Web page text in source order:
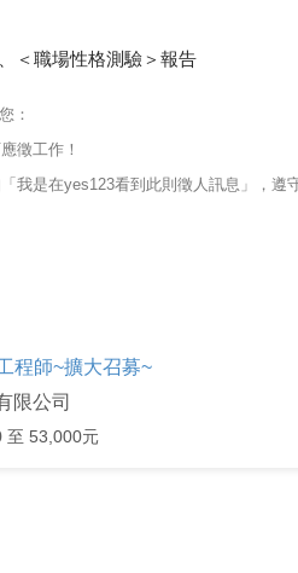
＜職場性格測驗＞報告
：
徵工作！
我是在yes123看到此則徵人訊息」，遵
程師~擴大召募~
限公司
53,000元